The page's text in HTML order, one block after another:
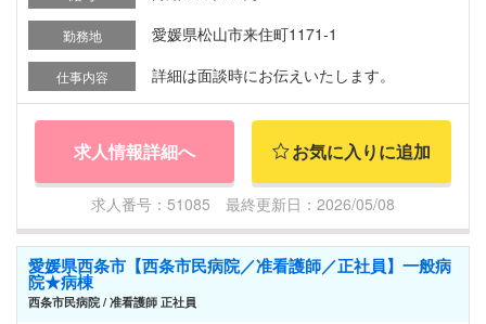
勤務地 愛媛県松山市来住町1171-1
仕事内容 詳細は面談時にお伝えいたします。
求人情報詳細へ お気に入りに追加
求人番号：51085 最終更新日：2026/05/08
愛媛県西条市【西条市民病院／准看護師／正社員】一般病
院★病棟
西条市民病院 / 准看護師 正社員